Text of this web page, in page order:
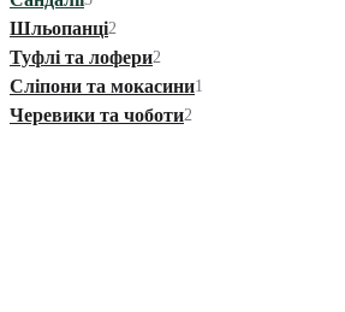
Шльопанці2
Туфлі та лофери2
Сліпони та мокасини1
Черевики та чоботи2